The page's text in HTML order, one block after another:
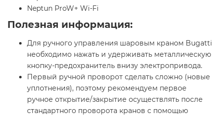
Neptun ProW+ Wi-Fi
Полезная информация:
Для ручного управления шаровым краном Bugatti
необходимо нажать и удерживать металлическую
кнопку-предохранитель внизу электропривода.
Первый ручной проворот сделать сложно (новые
уплотнения), поэтому рекомендуем первое
ручное открытие/закрытие осуществлять после
стандартного проворота кранов с помощью